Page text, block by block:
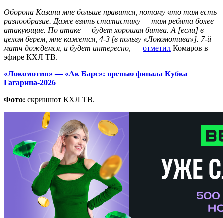
Оборона Казани мне больше нравится, потому что там есть
разнообразие. Даже взять статистику — там ребята более
атакующие. По атаке — будет хорошая битва. А [если] в
целом берем, мне кажется, 4-3 [в пользу «Локомотива»]. 7-й
матч дождемся, и будет интересно, — отметил Комаров в
эфире КХЛ ТВ.
«Локомотив» — «Ак Барс»: превью финала Кубка
Гагарина-2026
Фото: скриншот КХЛ ТВ.